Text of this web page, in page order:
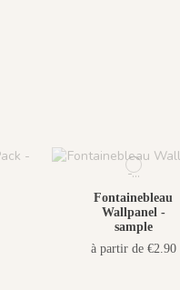
Fontainebleau
Wallpanel -
sample
à partir de €2.90